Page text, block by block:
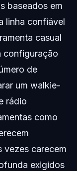
baseados em
linha confiável
casual
configuração
de
um walkie-
rádio
como
vezes carecem
exigidos